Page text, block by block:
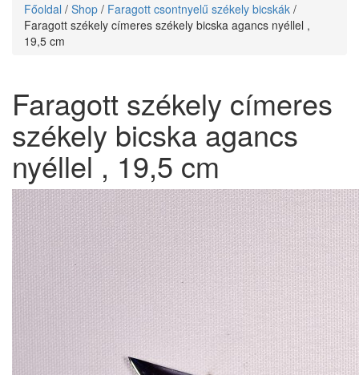
Főoldal / Shop / Faragott csontnyelű székely bicskák /
Faragott székely címeres székely bicska agancs nyéllel ,
19,5 cm
Faragott székely címeres
székely bicska agancs
nyéllel , 19,5 cm